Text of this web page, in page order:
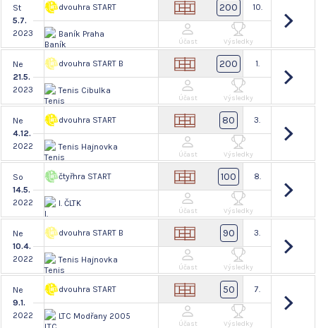
St
5.7.
2023
dvouhra START
Baník Praha
200 10.
Účast Výsledky
Ne
21.5.
2023
dvouhra START B
Tenis Cibulka
200 1.
Účast Výsledky
Ne
4.12.
2022
dvouhra START
Tenis Hajnovka
80 3.
Účast Výsledky
So
14.5.
2022
čtyřhra START
I. ČLTK
100 8.
Účast Výsledky
Ne
10.4.
2022
dvouhra START B
Tenis Hajnovka
90 3.
Účast Výsledky
Ne
9.1.
2022
dvouhra START
LTC Modřany 2005
50 7.
Účast Výsledky